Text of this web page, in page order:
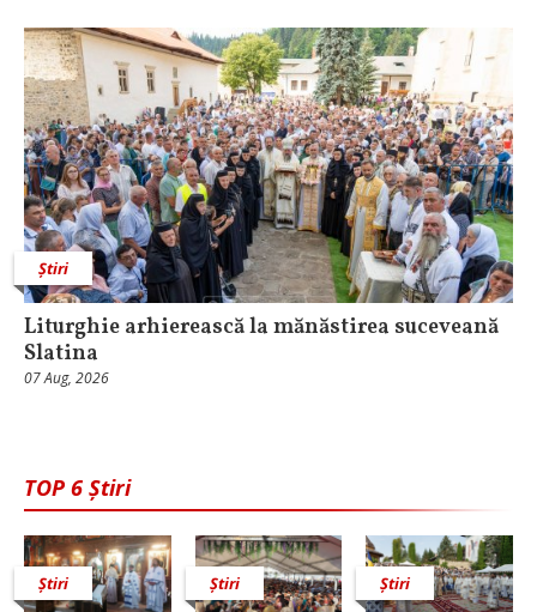
Știri
Liturghie arhierească la mănăstirea suceveană
Slatina
07 Aug, 2026
TOP 6 Știri
Știri Știri Știri